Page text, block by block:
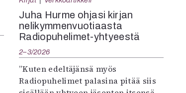
Juha Hurme ohjasi kirjan
nelikymmenvuotiaasta
Radiopuhelimet-yhtyeestä
2–3/2026
”Kuten edeltäjänsä myös
Radiopuhelimet palasina pitää siis